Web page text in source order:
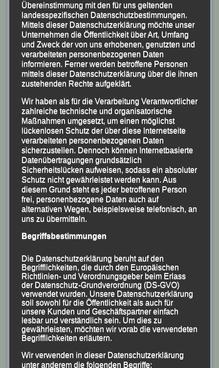
Anne Schregle mit einem tollen Marathon-Debüt
Foto: K.S.
Schregle nach einem starken und konstant gelaufenen
Rennen mit ihrer Endzeit von 3:38:10 Stunden und
Platz 136 in der Damen-Gesamtwertung ein absolut
tolles Debüt.
Übereinstimmung mit den für uns geltenden
landesspezifischen Datenschutzbestimmungen.
Mittels dieser Datenschutzerklärung möchte unser
Unternehmen die Öffentlichkeit über Art, Umfang
und Zweck der von uns erhobenen, genutzten und
verarbeiteten personenbezogenen Daten
informieren. Ferner werden betroffene Personen
mittels dieser Datenschutzerklärung über die ihnen
zustehenden Rechte aufgeklärt.
Wir haben als für die Verarbeitung Verantwortlicher
zahlreiche technische und organisatorische
Maßnahmen umgesetzt, um einen möglichst
lückenlosen Schutz der über diese Internetseite
verarbeiteten personenbezogenen Daten
sicherzustellen. Dennoch können Internetbasierte
Datenübertragungen grundsätzlich
Sicherheitslücken aufweisen, sodass ein absoluter
Schutz nicht gewährleistet werden kann. Aus
diesem Grund steht es jeder betroffenen Person
frei, personenbezogene Daten auch auf
alternativen Wegen, beispielsweise telefonisch, an
uns zu übermitteln.
Begriffsbestimmungen
Die Datenschutzerklärung beruht auf den
Begrifflichkeiten, die durch den Europäischen
Richtlinien- und Verordnungsgeber beim Erlass
der Datenschutz-Grundverordnung (DS-GVO)
verwendet wurden. Unsere Datenschutzerklärung
soll sowohl für die Öffentlichkeit als auch für
unsere Kunden und Geschäftspartner einfach
lesbar und verständlich sein. Um dies zu
gewährleisten, möchten wir vorab die verwendeten
Begrifflichkeiten erläutern.
Wir verwenden in dieser Datenschutzerklärung
unter anderem die folgenden Begriffe: